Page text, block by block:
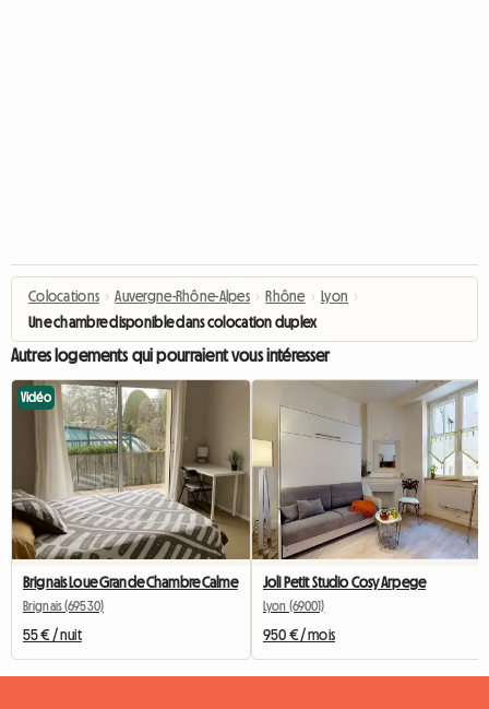
Colocations › Auvergne-Rhône-Alpes › Rhône › Lyon ›
Une chambre disponible dans colocation duplex 100m2 Lyon 6
Autres logements qui pourraient vous intéresser
Vidéo
Brignais Loue Grande Chambre Calme
Brignais (69530)
55 € / nuit
Joli Petit Studio Cosy Arpege
Lyon (69001)
950 € / mois